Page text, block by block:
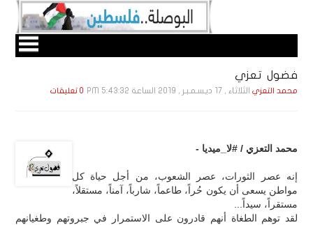
فضول تعزي
محمد التعزي الثلاثاء , 17 ديـسـمـبـر , 2019 الساعة 5:43:32 PM 0 تعليقات
محمد التعزي / #لا_ميديا -
إنه عصر الثورات، عصر الشعوب، من أجل حياة كل
مواطن يسعى أن يكون حُراً، طاعماً، شارباً، آمناً، مستقلاً،
مستقراً، سيداً...
لقد توهم الطغاة أنهم قادرون على الاستمرار في جبروتهم وطغيانهم